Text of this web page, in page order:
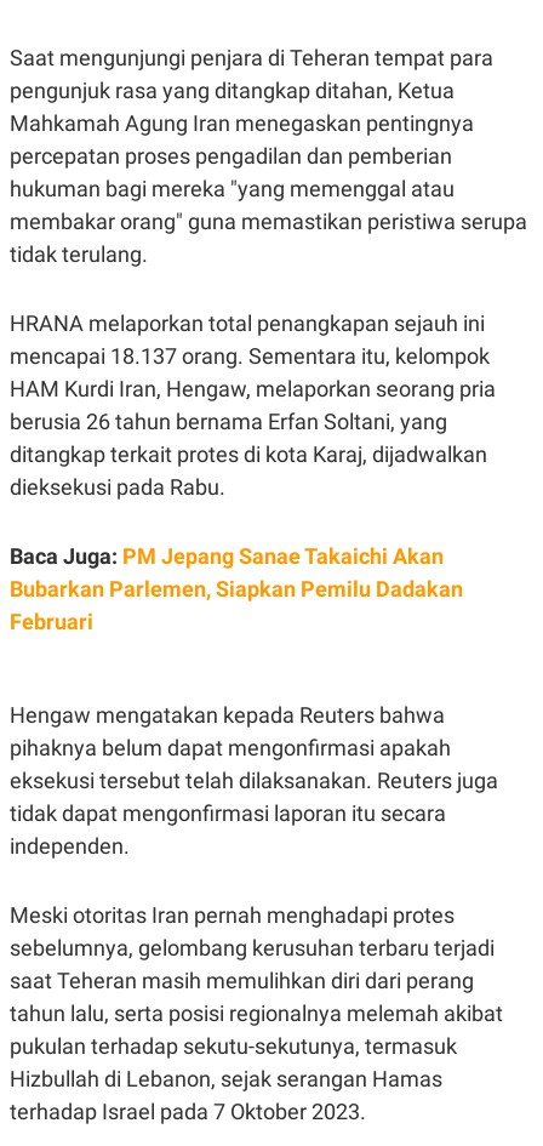
Saat mengunjungi penjara di Teheran tempat para
pengunjuk rasa yang ditangkap ditahan, Ketua
Mahkamah Agung Iran menegaskan pentingnya
percepatan proses pengadilan dan pemberian
hukuman bagi mereka "yang memenggal atau
membakar orang" guna memastikan peristiwa serupa
tidak terulang.
HRANA melaporkan total penangkapan sejauh ini
mencapai 18.137 orang. Sementara itu, kelompok
HAM Kurdi Iran, Hengaw, melaporkan seorang pria
berusia 26 tahun bernama Erfan Soltani, yang
ditangkap terkait protes di kota Karaj, dijadwalkan
dieksekusi pada Rabu.
Baca Juga: PM Jepang Sanae Takaichi Akan
Bubarkan Parlemen, Siapkan Pemilu Dadakan
Februari
Hengaw mengatakan kepada Reuters bahwa
pihaknya belum dapat mengonfirmasi apakah
eksekusi tersebut telah dilaksanakan. Reuters juga
tidak dapat mengonfirmasi laporan itu secara
independen.
Meski otoritas Iran pernah menghadapi protes
sebelumnya, gelombang kerusuhan terbaru terjadi
saat Teheran masih memulihkan diri dari perang
tahun lalu, serta posisi regionalnya melemah akibat
pukulan terhadap sekutu-sekutunya, termasuk
Hizbullah di Lebanon, sejak serangan Hamas
terhadap Israel pada 7 Oktober 2023.